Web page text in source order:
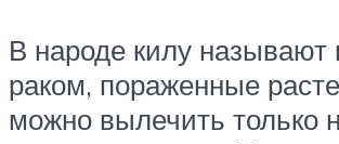
В народе килу называют
раком, пораженные
можно вылечить только